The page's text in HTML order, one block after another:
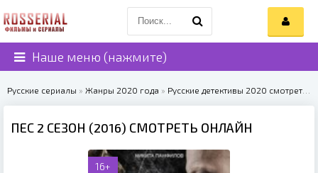
Наше меню (нажмите)
Русские сериалы » Жанры 2020 года » Русские детективы 2020 смотреть онлайн
ПЕС 2 СЕЗОН (2016) СМОТРЕТЬ ОНЛАЙН
16+